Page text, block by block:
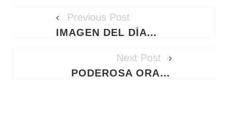
Previous Post
IMAGEN DEL DÍA - 15/05/2026
Next Post
PODEROSA ORACIÓN A SAN ALEJO PARA LA PROTECCIÓN DE LA FAMILIA Y CONVERSIÓN DE LOS HIJOS REBELDES